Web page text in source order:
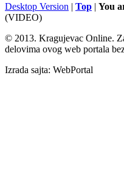
Desktop Version | Top | You
(VIDEO)
© 2013. Kragujevac Online.
delovima ovog web portala
Izrada sajta: WebPortal